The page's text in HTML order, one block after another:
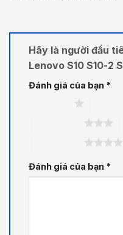
Hãy là người đầu
Lenovo S10 S10-2
Đánh giá của bạn *
Đánh giá của bạn *